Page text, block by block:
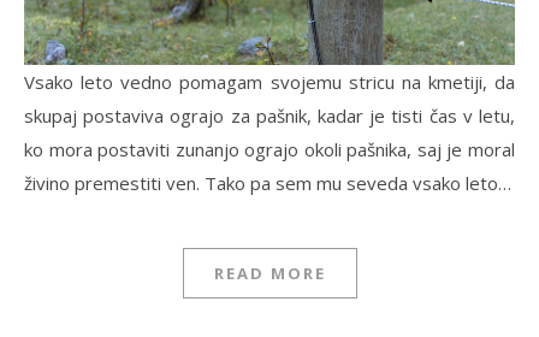
Vsako leto vedno pomagam svojemu stricu na kmetiji, da
skupaj postaviva ograjo za pašnik, kadar je tisti čas v letu,
ko mora postaviti zunanjo ograjo okoli pašnika, saj je moral
živino premestiti ven. Tako pa sem mu seveda vsako leto…
READ MORE